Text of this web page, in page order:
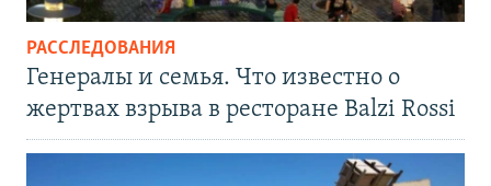
РАССЛЕДОВАНИЯ
Генералы и семья. Что известно о
жертвах взрыва в ресторане Balzi Rossi